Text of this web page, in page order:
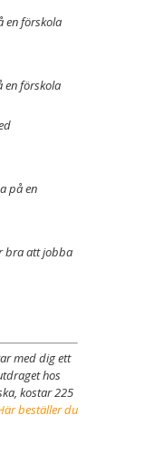
en förskola
förskola
på en
bra att jobba
med dig ett
hos
kostar 225
beställer du